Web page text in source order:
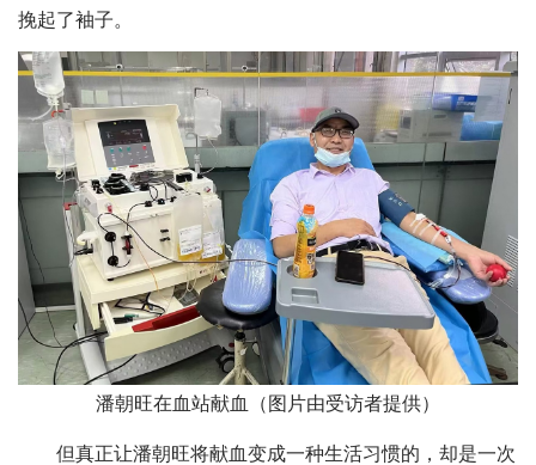
挽起了袖子。
潘朝旺在血站献血（图片由受访者提供）
但真正让潘朝旺将献血变成一种生活习惯的，却是一次